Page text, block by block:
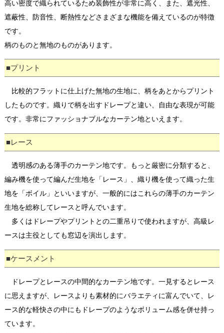
高い密度で織られているため装飾性が非常に高く、また、遮光性、
遮蔽性、防音性、断熱性などさまざまな機能を備えているのが特徴
です。
柄のものと無地のものがあります。
■プリント
比較的フラットに仕上げた無地の生地に、柄をあとからプリント
したものです。織りで柄を出すドレープと違い、自由な表現が可能
です。非常にファッショナブルなカーテン地といえます。
■レース
透明感のある薄手のカーテン地です。もっと厳密に分類すると、
編み機を使って編んだ生地を「レース」、織り機を使って織った生
地を「ボイル」といいますが、一般的にはこれらの薄手のカーテン
生地を総称してレースと呼んでいます。
多くはドレープやプリントとの二重吊りで使われますが、高級レ
ースは主役としても窓辺を演出します。
■ケースメント
ドレープとレースの中間的なカーテン地です。一見するとレース
に思えますが、レースよりも素材的にバラエティに富んでいて、レ
ース的な軽快さの中にもドレープのようなボリューム感を併せ持っ
ています。